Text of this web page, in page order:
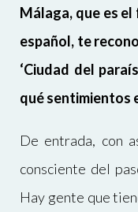
Málaga, que es
español, te
‘Ciudad del
qué sentimientos
De entrada, con
consciente del
Hay gente que